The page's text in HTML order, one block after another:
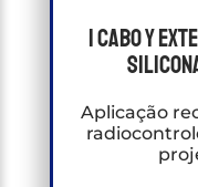
1 Cabo Y
Aplicação